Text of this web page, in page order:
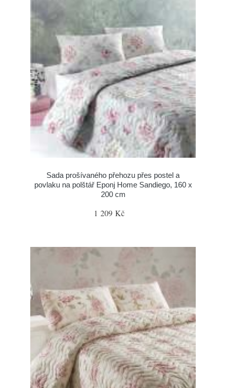
Sada prošívaného přehozu přes postel a
povlaku na polštář Eponj Home Sandiego, 160 x
200 cm
1 209 Kč